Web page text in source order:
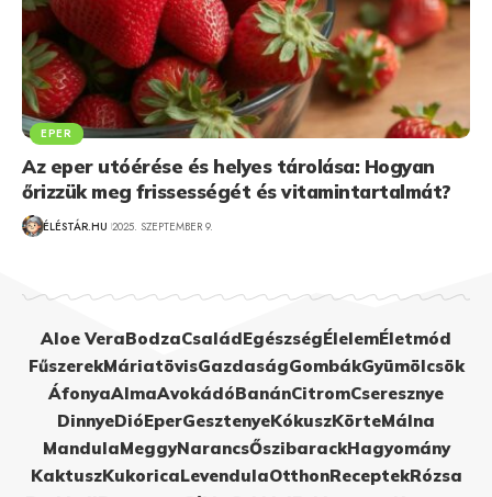
EPER
Az eper utóérése és helyes tárolása: Hogyan
őrizzük meg frissességét és vitamintartalmát?
ÉLÉSTÁR.HU 2025. SZEPTEMBER 9.
Aloe VeraBodzaCsaládEgészségÉlelemÉletmód
FűszerekMáriatövisGazdaságGombákGyümölcsök
ÁfonyaAlmaAvokádóBanánCitromCseresznye
DinnyeDióEperGesztenyeKókuszKörteMálna
MandulaMeggyNarancsŐszibarackHagyomány
KaktuszKukoricaLevendulaOtthonReceptekRózsa